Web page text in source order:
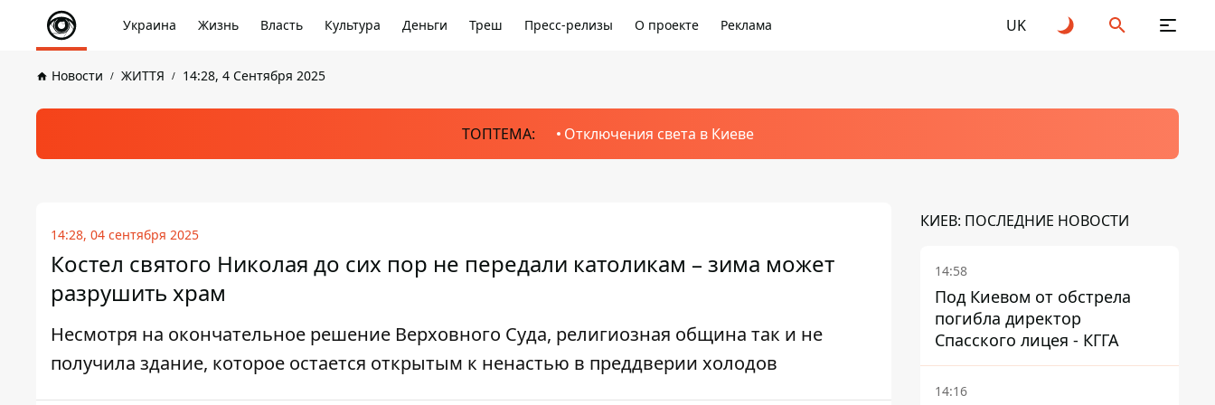
Украина Жизнь Власть Культура Деньги Треш Пресс-релизы О проекте Реклама UK
Новости ЖИТТЯ 14:28, 4 Сентября 2025
ТОПТЕМА: Отключения света в Киеве
14:28, 04 сентября 2025
Костел святого Николая до сих пор не передали католикам – зима может
разрушить храм
Несмотря на окончательное решение Верховного Суда, религиозная община так и не
получила здание, которое остается открытым к ненастью в преддверии холодов
КИЕВ: ПОСЛЕДНИЕ НОВОСТИ
14:58
Под Киевом от обстрела
погибла директор
Спасского лицея - КГГА
14:16